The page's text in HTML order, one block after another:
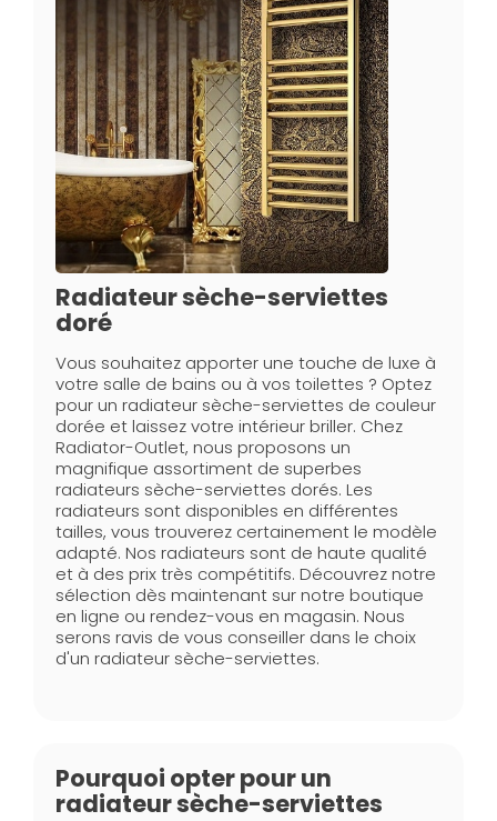
Radiateur sèche-serviettes
doré
Vous souhaitez apporter une touche de luxe à
votre salle de bains ou à vos toilettes ? Optez
pour un radiateur sèche-serviettes de couleur
dorée et laissez votre intérieur briller. Chez
Radiator-Outlet, nous proposons un
magnifique assortiment de superbes
radiateurs sèche-serviettes dorés. Les
radiateurs sont disponibles en différentes
tailles, vous trouverez certainement le modèle
adapté. Nos radiateurs sont de haute qualité
et à des prix très compétitifs. Découvrez notre
sélection dès maintenant sur notre boutique
en ligne ou rendez-vous en magasin. Nous
serons ravis de vous conseiller dans le choix
d'un radiateur sèche-serviettes.
Pourquoi opter pour un
radiateur sèche-serviettes